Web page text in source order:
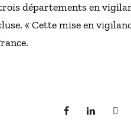
départements en
« Cette mise en